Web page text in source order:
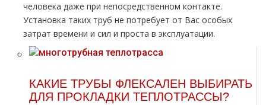
человека даже при непосредственном контакте.
Установка таких тpуб не потребует от Вас особых
затрат времени и сил и проста в эксплуатации.
КАКИЕ ТРУБЫ ФЛЕКСАЛЕН ВЫБИРАТЬ
ДЛЯ ПРОКЛАДКИ ТЕПЛОТРАССЫ?